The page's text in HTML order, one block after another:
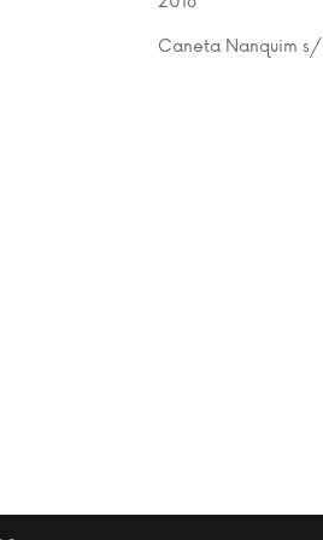
Caneta Nanquim